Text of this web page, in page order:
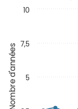
Nombre d'années 5
7,5
10